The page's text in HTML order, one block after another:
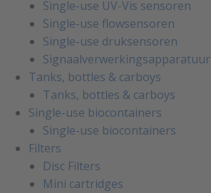
Single-use UV-Vis sensoren
Single-use flowsensoren
Single-use druksensoren
Signaalverwerkingsapparatuur
Tanks, bottles & carboys
Tanks, bottles & carboys
Single-use biocontainers
Single-use biocontainers
Filters
Disc Filters
Mini cartridges